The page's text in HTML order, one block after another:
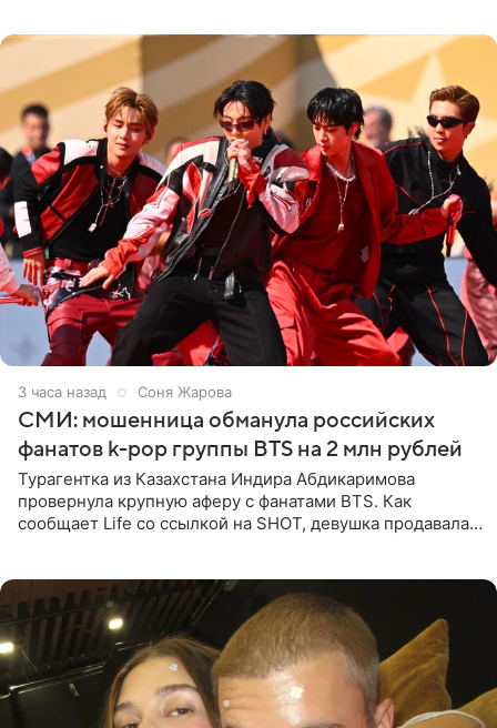
3 часа назад Соня Жарова
СМИ: мошенница обманула российских
фанатов k-pop группы BTS на 2 млн рублей
Турагентка из Казахстана Индира Абдикаримова
провернула крупную аферу с фанатами BTS. Как
сообщает Life со ссылкой на SHOT, девушка продавала